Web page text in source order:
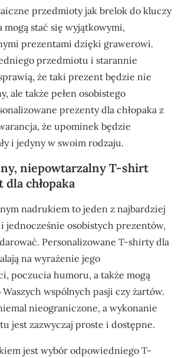
przedmioty jak brelok do kluczy
mogą stać się wyjątkowymi,
prezentami dzięki grawerowi.
przedmiotu i starannie
że taki prezent będzie nie
ale także pełen osobistego
prezenty dla chłopaka z
że upominek będzie
i jedyny w swoim rodzaju.
niepowtarzalny T-shirt
chłopaka
nadrukiem to jeden z najbardziej
jednocześnie osobistych prezentów,
Personalizowane T-shirty dla
na wyrażenie jego
poczucia humoru, a także mogą
wspólnych pasji czy żartów.
nieograniczone, a wykonanie
jest zazwyczaj proste i dostępne.
jest wybór odpowiedniego T-